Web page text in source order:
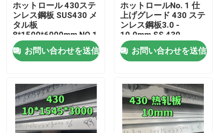
家へ
製品
ホットロール 430ステ
ンレス鋼板 SUS430 メ
タル板
8*1500*6000mm NO.1
表面
お問い合わせを送信
ホットロールNo. 1 仕
上げグレード 430 ステ
ンレス鋼板3.0 -
10.0mm SS 430
TISCOのプレート
お問い合わせを送信